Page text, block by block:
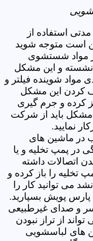
استفاده از
است متوجه شوید
مواد شستشوی
نشسته و این مشکل
مواد شوینده فیلتر و
کردن این مشکل
کرده و جرم گیری
مشکل باید از شرکت
نمایید.
در ماشین های
در پمپ تخلیه و یا
اتصالات داشته
را باز کرده و
می توانید کار را
پارس پویش بسپارید.
و صدای غیرطبیعی
از تراز نبودن
های لباسشویی